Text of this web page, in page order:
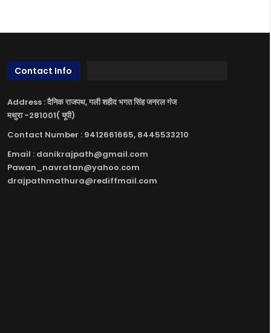
Contact Info
Address : दैनिक राजपथ, गली शहीद भगत सिंह जनरल गंज
मथुरा -281001( यूपी)
Contact Number : 9412661665, 8445533210
Email : danikrajpath@gmail.com
Pawan_navratan@yahoo.com
drajpathmathura@rediffmail.com